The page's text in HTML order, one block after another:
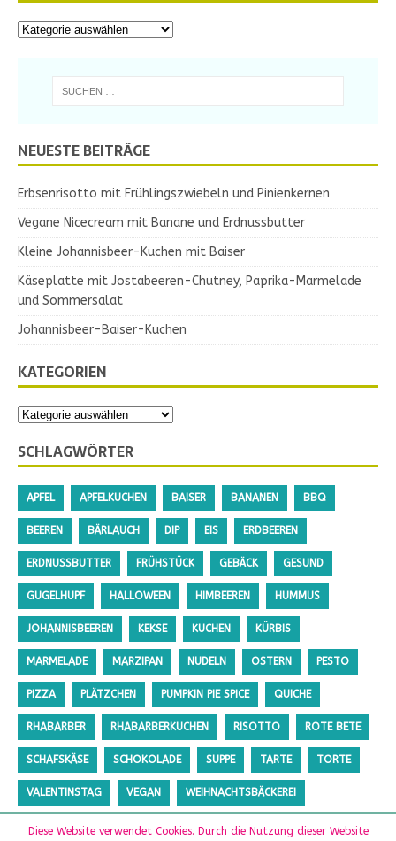
NEUESTE BEITRÄGE
Erbsenrisotto mit Frühlingszwiebeln und Pinienkernen
Vegane Nicecream mit Banane und Erdnussbutter
Kleine Johannisbeer-Kuchen mit Baiser
Käseplatte mit Jostabeeren-Chutney, Paprika-Marmelade
und Sommersalat
Johannisbeer-Baiser-Kuchen
KATEGORIEN
SCHLAGWÖRTER
APFEL APFELKUCHEN BAISER BANANEN BBQ
BEEREN BÄRLAUCH DIP EIS ERDBEEREN
ERDNUSSBUTTER FRÜHSTÜCK GEBÄCK GESUND
GUGELHUPF HALLOWEEN HIMBEEREN HUMMUS
JOHANNISBEEREN KEKSE KUCHEN KÜRBIS
MARMELADE MARZIPAN NUDELN OSTERN PESTO
PIZZA PLÄTZCHEN PUMPKIN PIE SPICE QUICHE
RHABARBER RHABARBERKUCHEN RISOTTO ROTE BETE
SCHAFSKÄSE SCHOKOLADE SUPPE TARTE TORTE
VALENTINSTAG VEGAN WEIHNACHTSBÄCKEREI
ZUCCHINI ZUCKERFREI
Diese Website verwendet Cookies. Durch die Nutzung dieser Website